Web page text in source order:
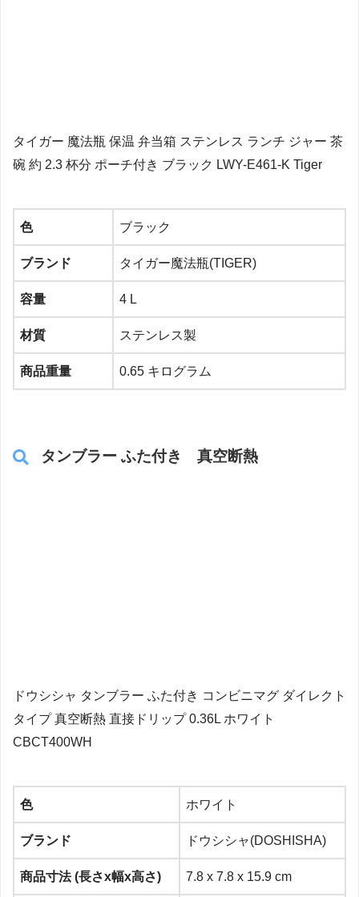
タイガー 魔法瓶 保温 弁当箱 ステンレス ランチ ジャー 茶
碗 約 2.3 杯分 ポーチ付き ブラック LWY-E461-K Tiger
色 ブラック
ブランド タイガー魔法瓶(TIGER)
容量 4 L
材質 ステンレス製
商品重量 0.65 キログラム
タンブラー ふた付き 真空断熱
ドウシシャ タンブラー ふた付き コンビニマグ ダイレクト
タイプ 真空断熱 直接ドリップ 0.36L ホワイト
CBCT400WH
色 ホワイト
ブランド ドウシシャ(DOSHISHA)
商品寸法 (長さx幅x高さ) 7.8 x 7.8 x 15.9 cm